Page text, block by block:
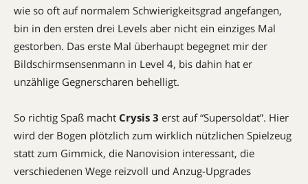
wie so oft auf normalem Schwierigkeitsgrad angefangen,
bin in den ersten drei Levels aber nicht ein einziges Mal
gestorben. Das erste Mal überhaupt begegnet mir der
Bildschirmsensenmann in Level 4, bis dahin hat er
unzählige Gegnerscharen behelligt.
So richtig Spaß macht Crysis 3 erst auf “Supersoldat”. Hier
wird der Bogen plötzlich zum wirklich nützlichen Spielzeug
statt zum Gimmick, die Nanovision interessant, die
verschiedenen Wege reizvoll und Anzug-Upgrades